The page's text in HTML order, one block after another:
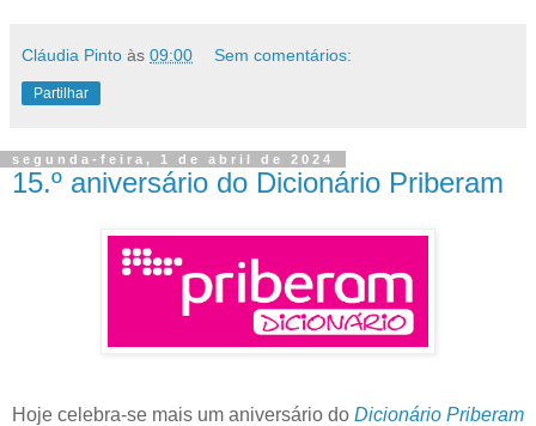
Cláudia Pinto às 09:00 Sem comentários:
Partilhar
segunda-feira, 1 de abril de 2024
15.º aniversário do Dicionário Priberam
Hoje celebra-se mais um aniversário do Dicionário Priberam